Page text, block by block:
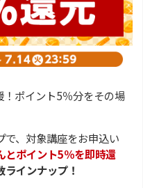
ポイント5％分をその場
、対象講座をお申込い
とポイント5％を即時還
インナップ！